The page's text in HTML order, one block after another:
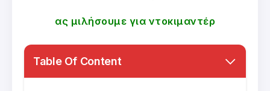
ας μιλήσουμε για ντοκιμαντέρ
Table Of Content